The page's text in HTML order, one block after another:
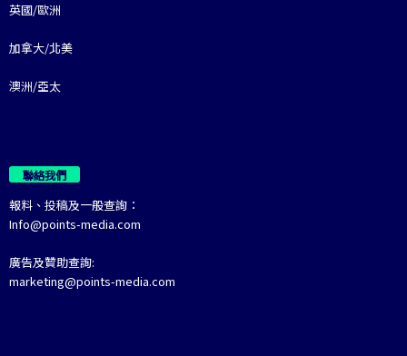
英國/歐洲
加拿大/北美
澳洲/亞太
聯絡我們
報料、投稿及一般查詢：
Info@points-media.com
廣告及贊助查詢:
marketing@points-media.com